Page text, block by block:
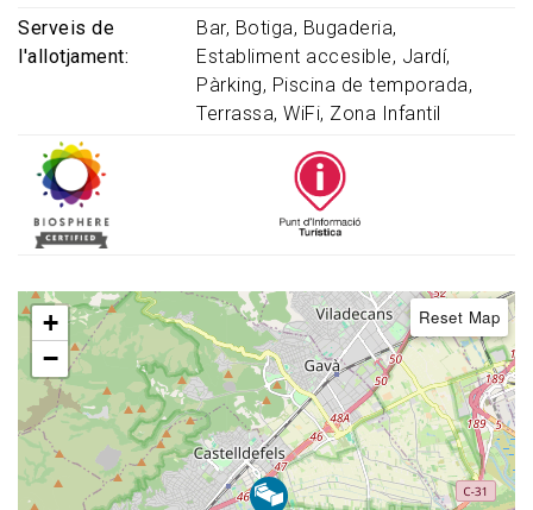
Serveis de
l'allotjament
Bar Botiga Bugaderia
Establiment accesible Jardí
Pàrking
Piscina de temporada
Terrassa WiFi Zona Infantil
+
−
Reset Map